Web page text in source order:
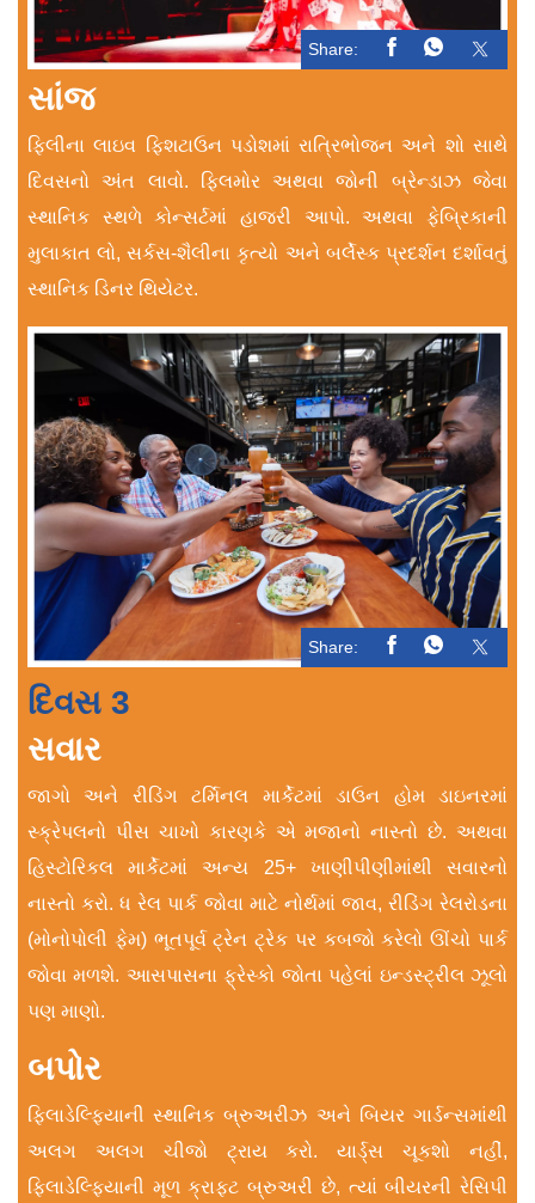
Share:
સાંજ
ફિલીના લાઇવ ફિશટાઉન પડોશમાં રાત્રિભોજન અને શો સાથે
દિવસનો અંત લાવો. ફિલમોર અથવા જોની બ્રેન્ડાઝ જેવા
સ્થાનિક સ્થળે કોન્સર્ટમાં હાજરી આપો. અથવા ફેબ્રિકાની
મુલાકાત લો, સર્કસ-શૈલીના કૃત્યો અને બર્લેસ્ક પ્રદર્શન દર્શાવતું
સ્થાનિક ડિનર થિયેટર.
Share:
દિવસ 3
સવાર
જાગો અને રીડિંગ ટર્મિનલ માર્કેટમાં ડાઉન હોમ ડાઇનરમાં
સ્ક્રેપલનો પીસ ચાખો કારણકે એ મજાનો નાસ્તો છે. અથવા
હિસ્ટોરિકલ માર્કેટમાં અન્ય 25+ ખાણીપીણીમાંથી સવારનો
નાસ્તો કરો. ધ રેલ પાર્ક જોવા માટે નોર્થમાં જાવ, રીડિંગ રેલરોડના
(મોનોપોલી ફેમ) ભૂતપૂર્વ ટ્રેન ટ્રેક પર કબજો કરેલો ઊંચો પાર્ક
જોવા મળશે. આસપાસના ફ્રેસ્કો જોતા પહેલાં ઇન્ડસ્ટ્રીલ ઝૂલો
પણ માણો.
બપોર
ફિલાડેલ્ફિયાની સ્થાનિક બ્રુઅરીઝ અને બિયર ગાર્ડન્સમાંથી
અલગ અલગ ચીજો ટ્રાય કરો. યાર્ડ્સ ચૂકશો નહીં,
ફિલાડેલ્ફિયાની મૂળ ક્રાફ્ટ બ્રુઅરી છે, ત્યાં બીયરની રેસિપી